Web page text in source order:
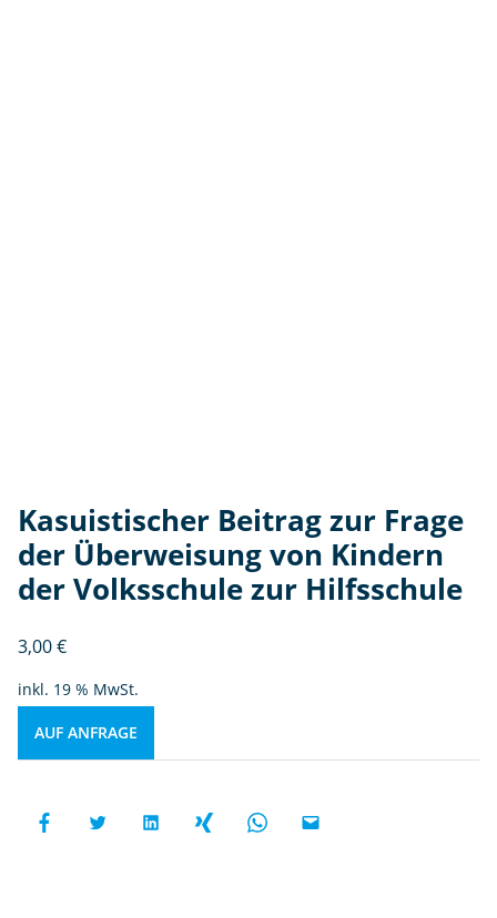
Kasuistischer Beitrag zur Frage
der Überweisung von Kindern
der Volksschule zur Hilfsschule
3,00€
inkl. 19 % MwSt.
AUF ANFRAGE